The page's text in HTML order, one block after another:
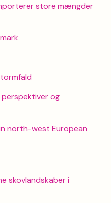
store mængder
og
north-west European
skovlandskaber i